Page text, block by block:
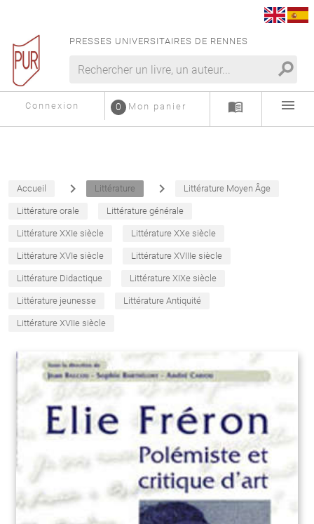
PRESSES UNIVERSITAIRES DE RENNES
search
Connexion Mon panier
0 menu_book menu
Accueil navigate_next Littérature navigate_next Littérature Moyen Âge
Littérature orale Littérature générale
Littérature XXIe siècle Littérature XXe siècle
Littérature XVIe siècle Littérature XVIIIe siècle
Littérature Didactique Littérature XIXe siècle
Littérature jeunesse Littérature Antiquité
Littérature XVIIe siècle